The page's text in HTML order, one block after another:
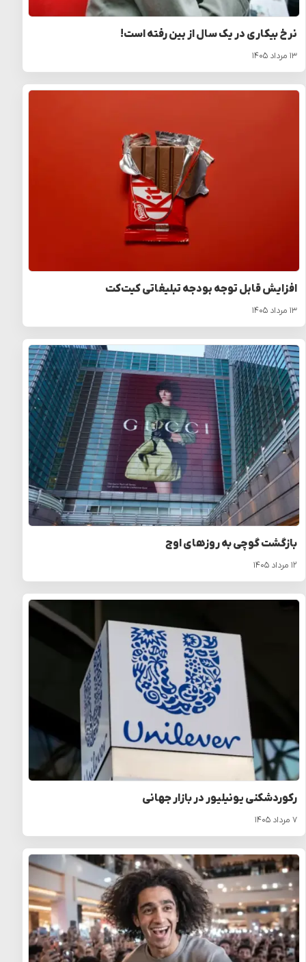
نرخ بیکاری در یک سال از بین رفته است!
۱۳ مرداد ۱۴۰۵
افزایش قابل توجه بودجه تبلیغاتی کیت‌کت
۱۳ مرداد ۱۴۰۵
بازگشت گوچی به روزهای اوج
۱۲ مرداد ۱۴۰۵
رکوردشکنی یونیلیور در بازار جهانی
۷ مرداد ۱۴۰۵